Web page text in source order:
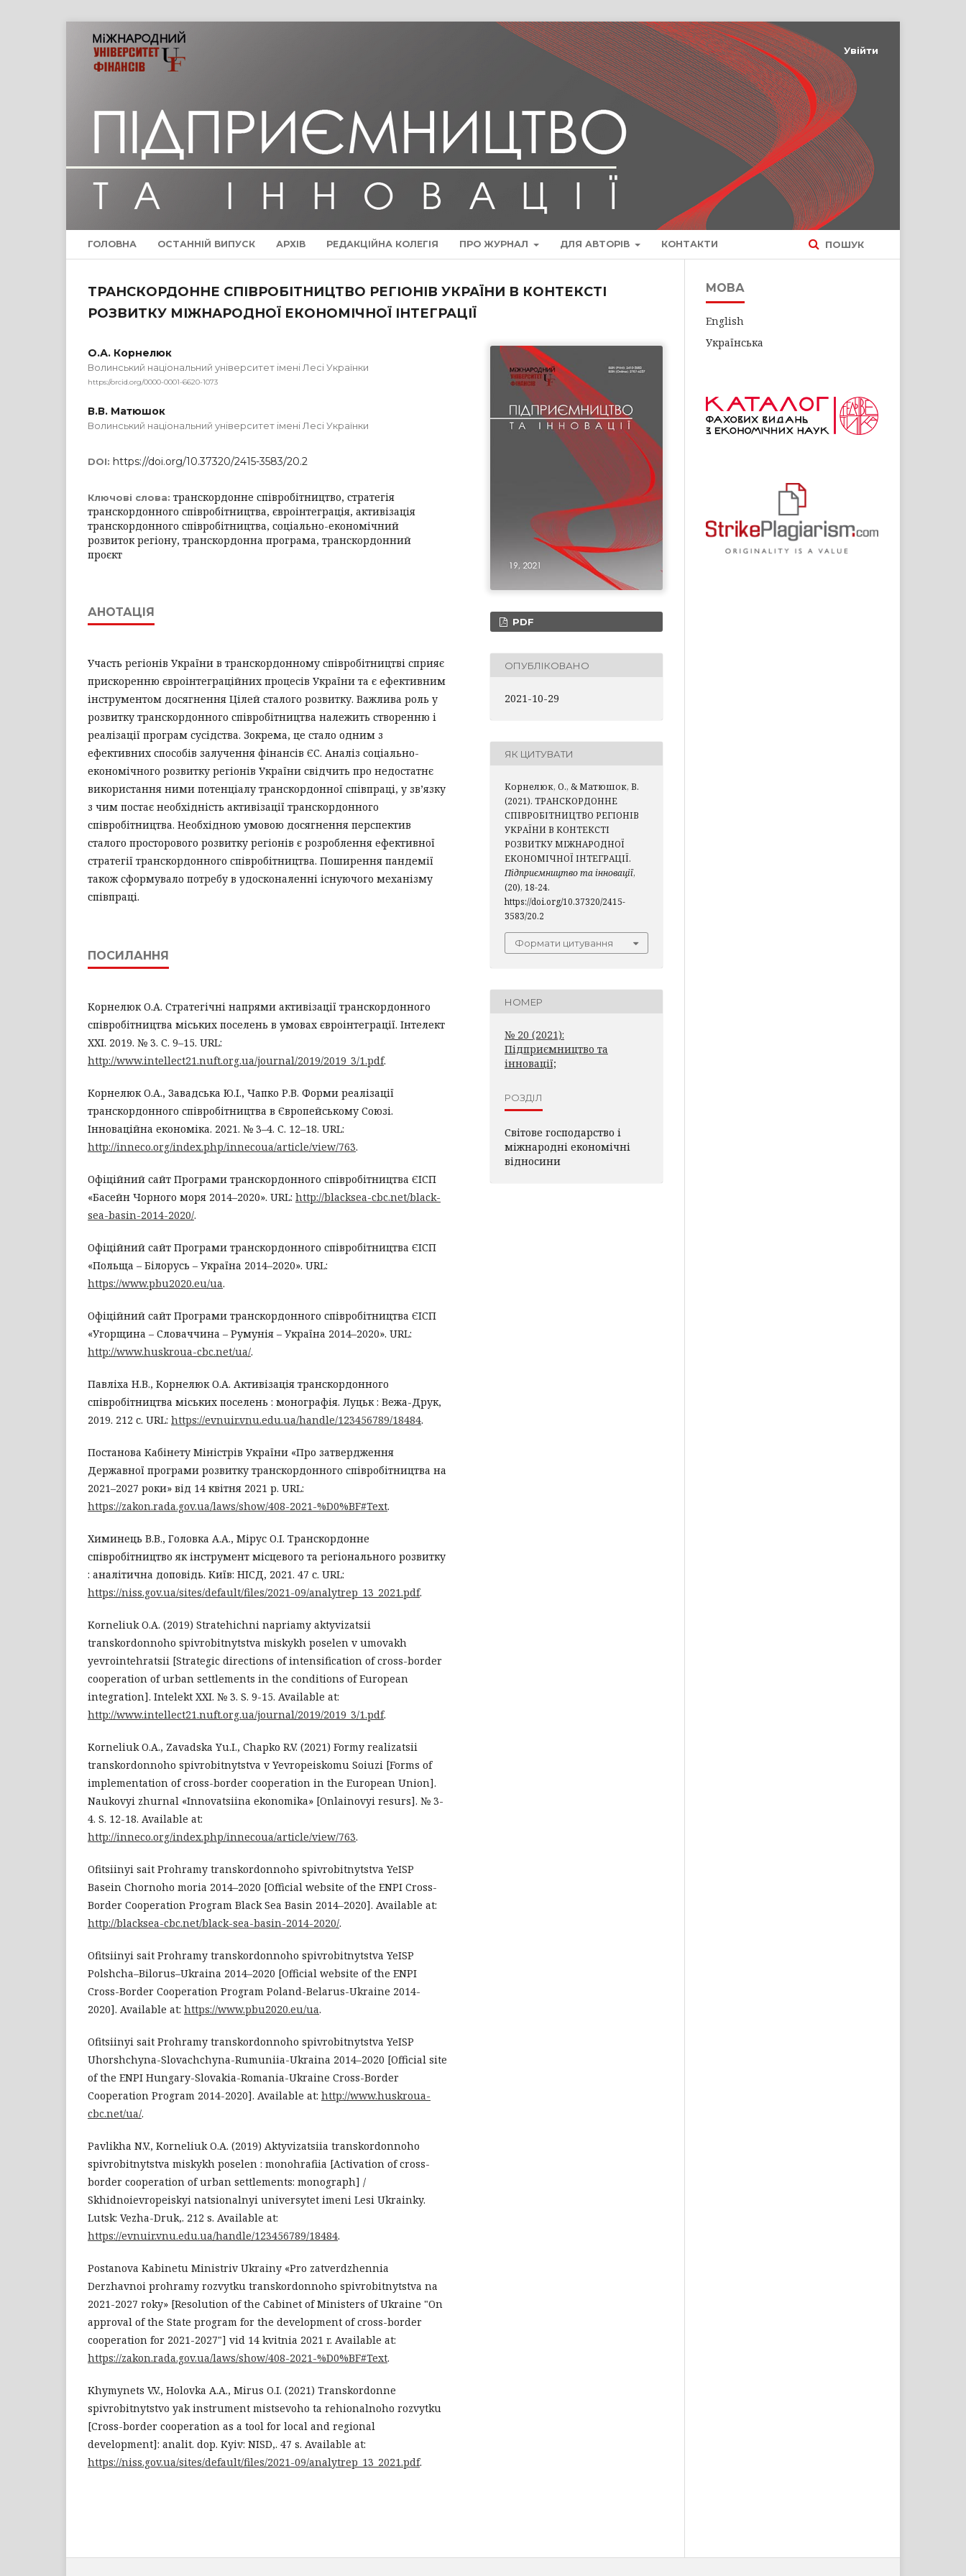
ГОЛОВНА ОСТАННІЙ ВИПУСК АРХІВ РЕДАКЦІЙНА КОЛЕГІЯ ПРО ЖУРНАЛ ДЛЯ АВТОРІВ КОНТАКТИ ПОШУК
Увійти
ТРАНСКОРДОННЕ СПІВРОБІТНИЦТВО РЕГІОНІВ УКРАЇНИ В КОНТЕКСТІ
РОЗВИТКУ МІЖНАРОДНОЇ ЕКОНОМІЧНОЇ ІНТЕГРАЦІЇ
О.А. Корнелюк
Волинський національний університет імені Лесі Українки
https://orcid.org/0000-0001-6620-1073
В.В. Матюшок
Волинський національний університет імені Лесі Українки
DOI: https://doi.org/10.37320/2415-3583/20.2
Ключові слова: транскордонне співробітництво, стратегія
транскордонного співробітництва, євроінтеграція, активізація
транскордонного співробітництва, соціально-економічний
розвиток регіону, транскордонна програма, транскордонний
проєкт
АНОТАЦІЯ
Участь регіонів України в транскордонному співробітництві сприяє
прискоренню євроінтеграційних процесів України та є ефективним
інструментом досягнення Цілей сталого розвитку. Важлива роль у
розвитку транскордонного співробітництва належить створенню і
реалізації програм сусідства. Зокрема, це стало одним з
ефективних способів залучення фінансів ЄС. Аналіз соціально-
економічного розвитку регіонів України свідчить про недостатнє
використання ними потенціалу транскордонної співпраці, у зв’язку
з чим постає необхідність активізації транскордонного
співробітництва. Необхідною умовою досягнення перспектив
сталого просторового розвитку регіонів є розроблення ефективної
стратегії транскордонного співробітництва. Поширення пандемії
також сформувало потребу в удосконаленні існуючого механізму
співпраці.
ПОСИЛАННЯ
Корнелюк О.А. Стратегічні напрями активізації транскордонного
співробітництва міських поселень в умовах євроінтеграції. Інтелект
XXI. 2019. № 3. С. 9–15. URL:
http://www.intellect21.nuft.org.ua/journal/2019/2019_3/1.pdf.
Корнелюк О.А., Завадська Ю.І., Чапко Р.В. Форми реалізації
транскордонного співробітництва в Європейському Союзі.
Інноваційна економіка. 2021. № 3–4. С. 12–18. URL:
http://inneco.org/index.php/innecoua/article/view/763.
Офіційний сайт Програми транскордонного співробітництва ЄІСП
«Басейн Чорного моря 2014–2020». URL: http://blacksea-cbc.net/black-
sea-basin-2014-2020/.
Офіційний сайт Програми транскордонного співробітництва ЄІСП
«Польща – Білорусь – Україна 2014–2020». URL:
https://www.pbu2020.eu/ua.
Офіційний сайт Програми транскордонного співробітництва ЄІСП
«Угорщина – Словаччина – Румунія – Україна 2014–2020». URL:
http://www.huskroua-cbc.net/ua/.
Павліха Н.В., Корнелюк О.А. Активізація транскордонного
співробітництва міських поселень : монографія. Луцьк : Вежа-Друк,
2019. 212 с. URL: https://evnuir.vnu.edu.ua/handle/123456789/18484.
Постанова Кабінету Міністрів України «Про затвердження
Державної програми розвитку транскордонного співробітництва на
2021–2027 роки» від 14 квітня 2021 р. URL:
https://zakon.rada.gov.ua/laws/show/408-2021-%D0%BF#Text.
Химинець В.В., Головка А.А., Мірус О.І. Транскордонне
співробітництво як інструмент місцевого та регіонального розвитку
: аналітична доповідь. Київ: НІСД, 2021. 47 с. URL:
https://niss.gov.ua/sites/default/files/2021-09/analytrep_13_2021.pdf.
Korneliuk O.A. (2019) Stratehichni napriamy aktyvizatsii
transkordonnoho spivrobitnytstva miskykh poselen v umovakh
yevrointehratsii [Strategic directions of intensification of cross-border
cooperation of urban settlements in the conditions of European
integration]. Intelekt XXI. № 3. S. 9-15. Available at:
http://www.intellect21.nuft.org.ua/journal/2019/2019_3/1.pdf.
Korneliuk O.A., Zavadska Yu.I., Chapko R.V. (2021) Formy realizatsii
transkordonnoho spivrobitnytstva v Yevropeiskomu Soiuzi [Forms of
implementation of cross-border cooperation in the European Union].
Naukovyi zhurnal «Innovatsiina ekonomika» [Onlainovyi resurs]. № 3-
4. S. 12-18. Available at:
http://inneco.org/index.php/innecoua/article/view/763.
Ofitsiinyi sait Prohramy transkordonnoho spivrobitnytstva YeISP
Basein Chornoho moria 2014–2020 [Official website of the ENPI Cross-
Border Cooperation Program Black Sea Basin 2014–2020]. Available at:
http://blacksea-cbc.net/black-sea-basin-2014-2020/.
Ofitsiinyi sait Prohramy transkordonnoho spivrobitnytstva YeISP
Polshcha–Bilorus–Ukraina 2014–2020 [Official website of the ENPI
Cross-Border Cooperation Program Poland-Belarus-Ukraine 2014-
2020]. Available at: https://www.pbu2020.eu/ua.
Ofitsiinyi sait Prohramy transkordonnoho spivrobitnytstva YeISP
Uhorshchyna-Slovachchyna-Rumuniia-Ukraina 2014–2020 [Official site
of the ENPI Hungary-Slovakia-Romania-Ukraine Cross-Border
Cooperation Program 2014-2020]. Available at: http://www.huskroua-
cbc.net/ua/.
Pavlikha N.V., Korneliuk O.A. (2019) Aktyvizatsiia transkordonnoho
spivrobitnytstva miskykh poselen : monohrafiia [Activation of cross-
border cooperation of urban settlements: monograph] /
Skhidnoievropeiskyi natsionalnyi universytet imeni Lesi Ukrainky.
Lutsk: Vezha-Druk,. 212 s. Available at:
https://evnuir.vnu.edu.ua/handle/123456789/18484.
Postanova Kabinetu Ministriv Ukrainy «Pro zatverdzhennia
Derzhavnoi prohramy rozvytku transkordonnoho spivrobitnytstva na
2021-2027 roky» [Resolution of the Cabinet of Ministers of Ukraine "On
approval of the State program for the development of cross-border
cooperation for 2021-2027"] vid 14 kvitnia 2021 r. Available at:
https://zakon.rada.gov.ua/laws/show/408-2021-%D0%BF#Text.
Khymynets V.V., Holovka A.A., Mirus O.I. (2021) Transkordonne
spivrobitnytstvo yak instrument mistsevoho ta rehionalnoho rozvytku
[Cross-border cooperation as a tool for local and regional
development]: analit. dop. Kyiv: NISD,. 47 s. Available at:
https://niss.gov.ua/sites/default/files/2021-09/analytrep_13_2021.pdf.
PDF
ОПУБЛІКОВАНО
2021-10-29
ЯК ЦИТУВАТИ
Корнелюк, О., & Матюшок, В.
(2021). ТРАНСКОРДОННЕ
СПІВРОБІТНИЦТВО РЕГІОНІВ
УКРАЇНИ В КОНТЕКСТІ
РОЗВИТКУ МІЖНАРОДНОЇ
ЕКОНОМІЧНОЇ ІНТЕГРАЦІЇ.
Підприємництво та інновації,
(20), 18-24.
https://doi.org/10.37320/2415-
3583/20.2
Формати цитування
НОМЕР
№ 20 (2021):
Підприємництво та
інновації;
РОЗДІЛ
Світове господарство і
міжнародні економічні
відносини
МОВА
English
Українська